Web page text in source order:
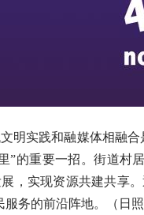
实践和融媒体相融合
”的重要一招。街道村
，实现资源共建共享
务的前沿阵地。（日